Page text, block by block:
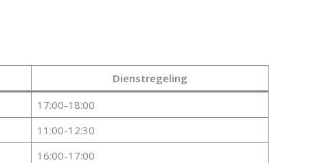
Dienstregeling
17:00-18:00
11:00-12:30
16:00-17:00